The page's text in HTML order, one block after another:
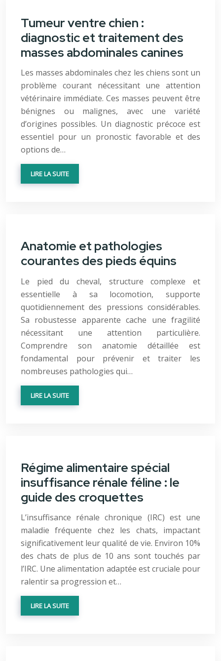
Tumeur ventre chien :
diagnostic et traitement des
masses abdominales canines
Les masses abdominales chez les chiens sont un
problème courant nécessitant une attention
vétérinaire immédiate. Ces masses peuvent être
bénignes ou malignes, avec une variété
d’origines possibles. Un diagnostic précoce est
essentiel pour un pronostic favorable et des
options de…
LIRE LA SUITE
Anatomie et pathologies
courantes des pieds équins
Le pied du cheval, structure complexe et
essentielle à sa locomotion, supporte
quotidiennement des pressions considérables.
Sa robustesse apparente cache une fragilité
nécessitant une attention particulière.
Comprendre son anatomie détaillée est
fondamental pour prévenir et traiter les
nombreuses pathologies qui…
LIRE LA SUITE
Régime alimentaire spécial
insuffisance rénale féline : le
guide des croquettes
L’insuffisance rénale chronique (IRC) est une
maladie fréquente chez les chats, impactant
significativement leur qualité de vie. Environ 10%
des chats de plus de 10 ans sont touchés par
l’IRC. Une alimentation adaptée est cruciale pour
ralentir sa progression et…
LIRE LA SUITE